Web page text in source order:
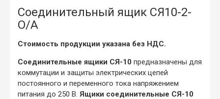
Соединительный ящик СЯ10-2-
О/А
Стоимость продукции указана без НДС.
Соединительные ящики СЯ-10 предназначены для
коммутации и защиты электрических цепей
постоянного и переменного тока напряжением
питания до 250 В. Ящики соединительные СЯ-10